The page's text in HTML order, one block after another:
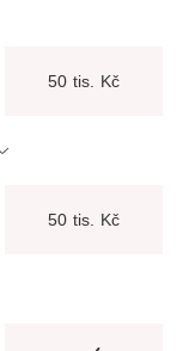
50 tis. Kč
50 tis. Kč